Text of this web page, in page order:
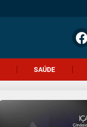
SAÚDE